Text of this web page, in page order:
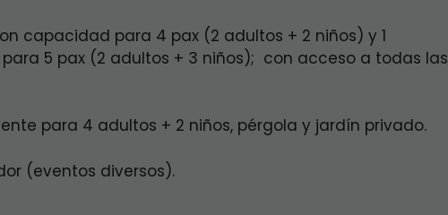
capacidad para 4 pax (2 adultos + 2 niños) y 1
5 pax (2 adultos + 3 niños); con acceso a todas las
para 4 adultos + 2 niños, pérgola y jardín privado.
(eventos diversos).